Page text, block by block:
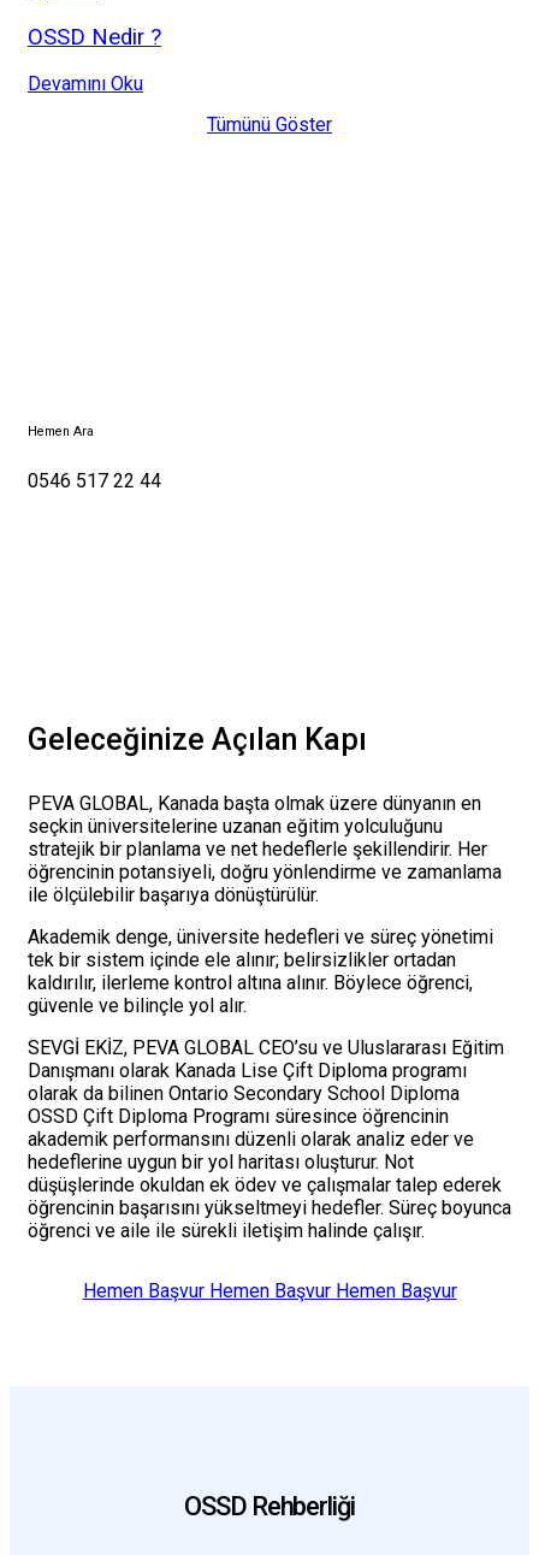
OSSD Nedir ?
Devamını Oku
Tümünü Göster
Hemen Ara
0546 517 22 44
Geleceğinize Açılan Kapı
PEVA GLOBAL, Kanada başta olmak üzere dünyanın en
seçkin üniversitelerine uzanan eğitim yolculuğunu
stratejik bir planlama ve net hedeflerle şekillendirir. Her
öğrencinin potansiyeli, doğru yönlendirme ve zamanlama
ile ölçülebilir başarıya dönüştürülür.
Akademik denge, üniversite hedefleri ve süreç yönetimi
tek bir sistem içinde ele alınır; belirsizlikler ortadan
kaldırılır, ilerleme kontrol altına alınır. Böylece öğrenci,
güvenle ve bilinçle yol alır.
SEVGİ EKİZ, PEVA GLOBAL CEO’su ve Uluslararası Eğitim
Danışmanı olarak Kanada Lise Çift Diploma programı
olarak da bilinen Ontario Secondary School Diploma
OSSD Çift Diploma Programı süresince öğrencinin
akademik performansını düzenli olarak analiz eder ve
hedeflerine uygun bir yol haritası oluşturur. Not
düşüşlerinde okuldan ek ödev ve çalışmalar talep ederek
öğrencinin başarısını yükseltmeyi hedefler. Süreç boyunca
öğrenci ve aile ile sürekli iletişim halinde çalışır.
Hemen Başvur Hemen Başvur Hemen Başvur
OSSD Rehberliği